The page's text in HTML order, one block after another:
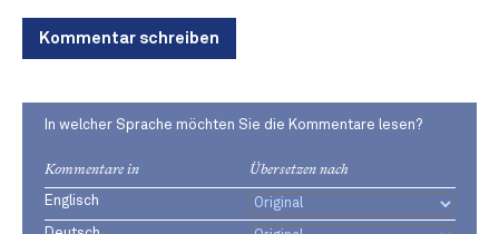
Kommentar schreiben
In welcher Sprache möchten Sie die Kommentare lesen?
Kommentare in Übersetzen nach
Englisch